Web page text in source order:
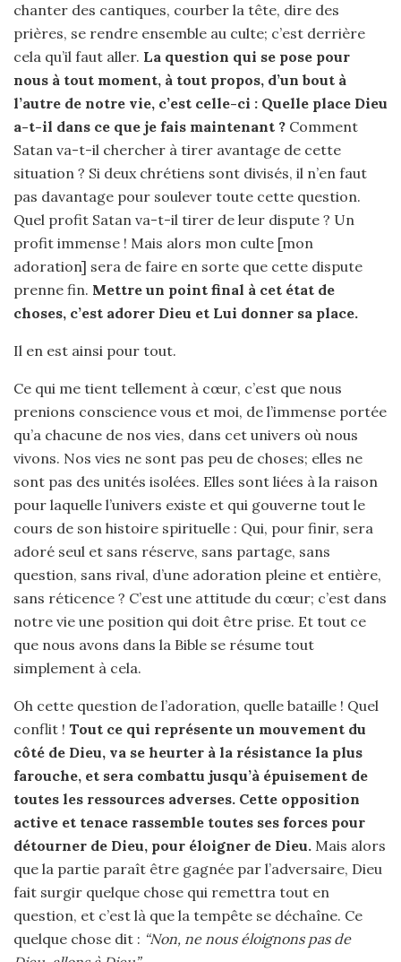
chanter des cantiques, courber la tête, dire des
prières, se rendre ensemble au culte; c’est derrière
cela qu’il faut aller. La question qui se pose pour
nous à tout moment, à tout propos, d’un bout à
l’autre de notre vie, c’est celle-ci : Quelle place Dieu
a-t-il dans ce que je fais maintenant ? Comment
Satan va-t-il chercher à tirer avantage de cette
situation ? Si deux chrétiens sont divisés, il n’en faut
pas davantage pour soulever toute cette question.
Quel profit Satan va-t-il tirer de leur dispute ? Un
profit immense ! Mais alors mon culte [mon
adoration] sera de faire en sorte que cette dispute
prenne fin. Mettre un point final à cet état de
choses, c’est adorer Dieu et Lui donner sa place.
Il en est ainsi pour tout.
Ce qui me tient tellement à cœur, c’est que nous
prenions conscience vous et moi, de l’immense portée
qu’a chacune de nos vies, dans cet univers où nous
vivons. Nos vies ne sont pas peu de choses; elles ne
sont pas des unités isolées. Elles sont liées à la raison
pour laquelle l’univers existe et qui gouverne tout le
cours de son histoire spirituelle : Qui, pour finir, sera
adoré seul et sans réserve, sans partage, sans
question, sans rival, d’une adoration pleine et entière,
sans réticence ? C’est une attitude du cœur; c’est dans
notre vie une position qui doit être prise. Et tout ce
que nous avons dans la Bible se résume tout
simplement à cela.
Oh cette question de l’adoration, quelle bataille ! Quel
conflit ! Tout ce qui représente un mouvement du
côté de Dieu, va se heurter à la résistance la plus
farouche, et sera combattu jusqu’à épuisement de
toutes les ressources adverses. Cette opposition
active et tenace rassemble toutes ses forces pour
détourner de Dieu, pour éloigner de Dieu. Mais alors
que la partie paraît être gagnée par l’adversaire, Dieu
fait surgir quelque chose qui remettra tout en
question, et c’est là que la tempête se déchaîne. Ce
quelque chose dit : “Non, ne nous éloignons pas de